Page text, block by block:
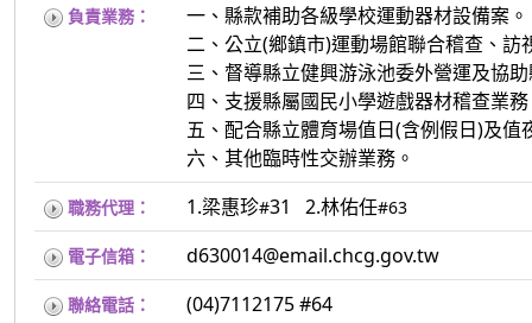
負責業務：
一、縣款補助各級學校運動器材設備案。
二、公立(鄉鎮市)運動場館聯合稽查、
三、督導縣立健興游泳池委外營運及協
四、支援縣屬國民小學遊戲器材稽查業
五、配合縣立體育場值日(含例假日)及值
六、其他臨時性交辦業務。
職務代理： 1.梁惠珍#31 2.林佑任#63
電子信箱： d630014@email.chcg.gov.tw
聯絡電話： (04)7112175 #64